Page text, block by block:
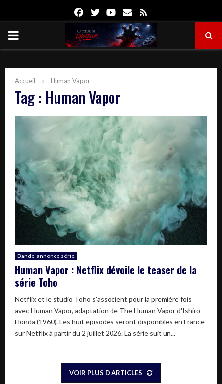
FacebookTwitterYoutube
Email
PRIMARY
Accueil Human Vapor
Tag : Human Vapor
Bande-annonce série
Human Vapor : Netflix dévoile le teaser de la
série Toho
Netflix et le studio Toho s'associent pour la première fois
avec Human Vapor, adaptation de The Human Vapor d'Ishirō
Honda (1960). Les huit épisodes seront disponibles en France
sur Netflix à partir du 2 juillet 2026. La série suit un...
VOIR PLUS D'ARTICLES